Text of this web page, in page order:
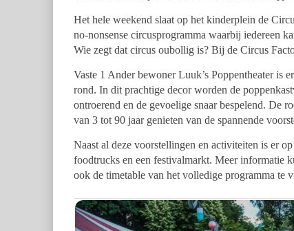
Het hele weekend slaat op het kinderplein de
no-nonsense circusprogramma waarbij iedereen
Wie zegt dat circus oubollig is? Bij de Circus
Vaste 1 Ander bewoner Luuk’s Poppentheater is
rond. In dit prachtige decor worden de
ontroerend en de gevoelige snaar bespelend. De
van 3 tot 90 jaar genieten van de spannende
Naast al deze voorstellingen en activiteiten is er
foodtrucks en een festivalmarkt. Meer informatie
ook de timetable van het volledige programma te